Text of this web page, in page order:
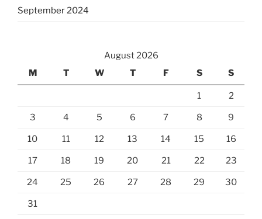
September 2024
August 2026
M
T W T F S S
1 2
3 4 5 6 7 8 9
10 11 12 13 14 15 16
17 18 19 20 21 22 23
24 25 26 27 28 29 30
31